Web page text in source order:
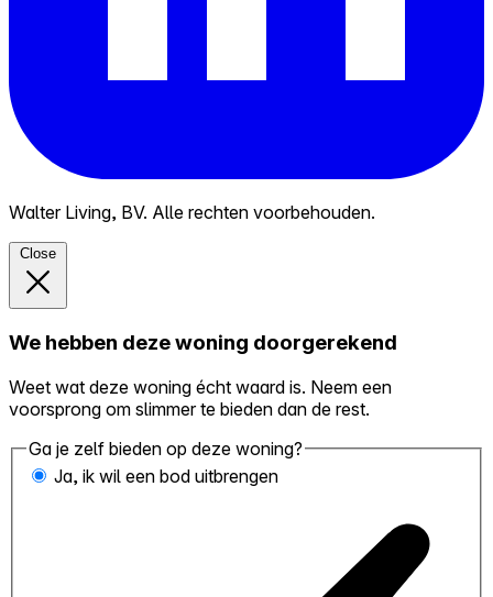
Walter Living, BV. Alle rechten voorbehouden.
Close
We hebben deze woning doorgerekend
Weet wat deze woning écht waard is. Neem een
voorsprong om slimmer te bieden dan de rest.
Ga je zelf bieden op deze woning?
Ja, ik wil een bod uitbrengen